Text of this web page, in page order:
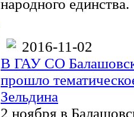
народного единства.
2016-11-02
В ГАУ СО
прошло
Зельдина
2 ноября в